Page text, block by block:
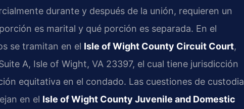
durante y después de la unión, requieren un
es marital y qué porción es separada. En el
se tramitan en el Isle of Wight County Circuit Court,
A, Isle of Wight, VA 23397, el cual tiene jurisdicción
equitativa en el condado. Las cuestiones de custodia
en el Isle of Wight County Juvenile and Domestic